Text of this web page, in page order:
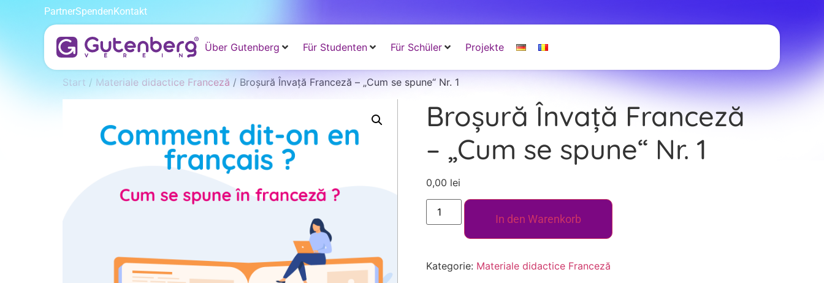
PartnerSpendenKontakt
Über Gutenberg Für Studenten Für Schüler Projekte
Start / Materiale didactice Franceză / Broșură Învață Franceză – „Cum se spune“ Nr. 1
Broșură Învață Franceză
– „Cum se spune“ Nr. 1
0,00 lei
In den Warenkorb
Kategorie: Materiale didactice Franceză